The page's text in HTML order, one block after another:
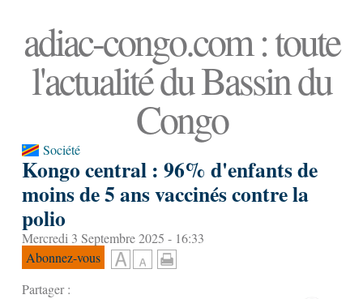
adiac-congo.com : toute
l'actualité du Bassin du
Congo
Société
Kongo central : 96% d'enfants de
moins de 5 ans vaccinés contre la
polio
Mercredi 3 Septembre 2025 - 16:33
Abonnez-vous
Partager :